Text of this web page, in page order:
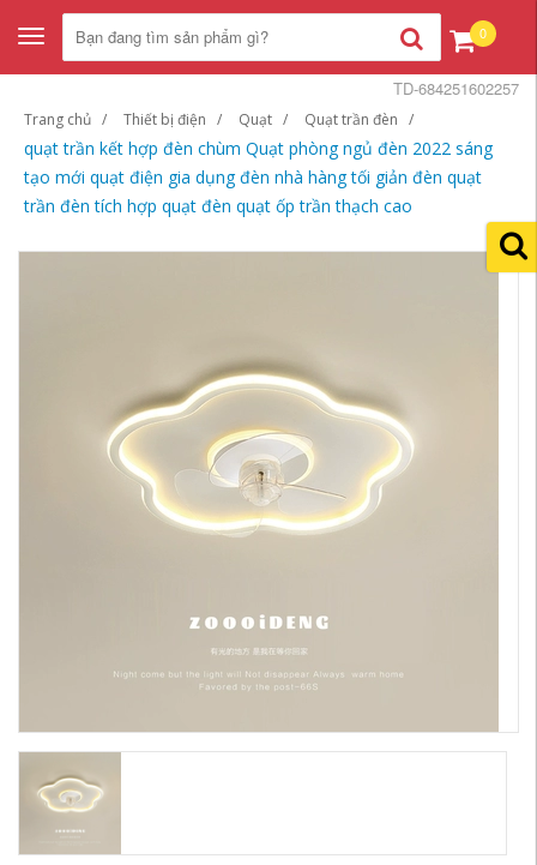
Toggle
navigation
0
Trang chủ Thiết bị điện Quạt Quạt trần đèn
quạt trần kết hợp đèn chùm Quạt phòng ngủ đèn 2022 sáng
tạo mới quạt điện gia dụng đèn nhà hàng tối giản đèn quạt
trần đèn tích hợp quạt đèn quạt ốp trần thạch cao
TD-684251602257